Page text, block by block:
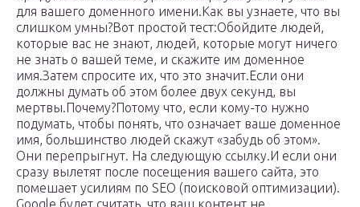
для вашего доменного имени.Как вы узнаете, что вы
слишком умны?Вот простой тест:Обойдите людей,
которые вас не знают, людей, которые могут ничего
не знать о вашей теме, и скажите им доменное
имя.Затем спросите их, что это значит.Если они
должны думать об этом более двух секунд, вы
мертвы.Почему?Потому что, если кому-то нужно
подумать, чтобы понять, что означает ваше доменное
имя, большинство людей скажут «забудь об этом».
Они перепрыгнут. На следующую ссылку.И если они
сразу вылетят после посещения вашего сайта, это
помешает усилиям по SEO (поисковой оптимизации).
Google будет считать, что ваш контент не